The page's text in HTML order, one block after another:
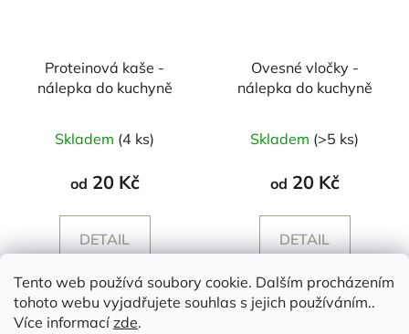
Tento web používá soubory cookie. Dalším procházením
tohoto webu vyjadřujete souhlas s jejich používáním..
Více informacízde.
Proteinová kaše -
nálepka do kuchyně
Skladem (4 ks)
od 20 Kč
DETAIL
Ovesné vločky -
nálepka do kuchyně
Skladem (>5 ks)
od 20 Kč
DETAIL